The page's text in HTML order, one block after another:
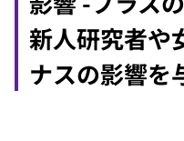
新人研究者や
ナスの影響を